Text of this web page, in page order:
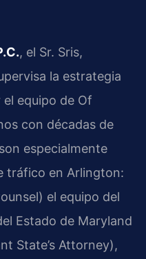
, el Sr. Sris,
la estrategia
equipo de Of
con décadas de
especialmente
tráfico en Arlington:
el equipo del
Estado de Maryland
State’s Attorney),